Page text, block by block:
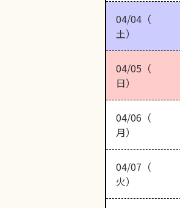
04/04（
土）
04/05（
日）
04/06（
月）
04/07（
火）